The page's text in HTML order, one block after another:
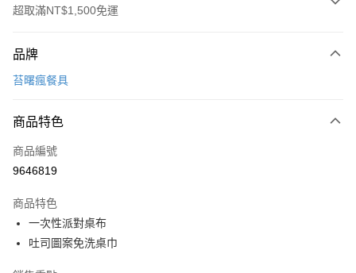
超取滿NT$1,500免運
信用卡一次付款
Apple Pay
悠遊付
全盈+PAY
ATM付款
品牌
苔曙瘋餐具
商品特色
商品編號
9646819
商品特色
一次性派對桌布
吐司圖案免洗桌巾